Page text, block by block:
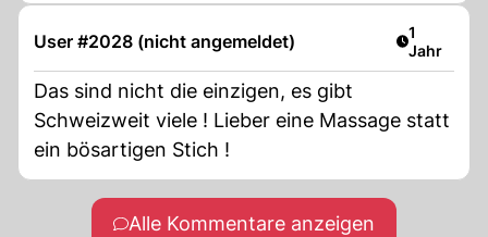
User #2028 (nicht angemeldet) Artikel
1
Jahr
Das sind nicht die einzigen, es gibt
Schweizweit viele ! Lieber eine Massage statt
ein bösartigen Stich !
Alle Kommentare anzeigen